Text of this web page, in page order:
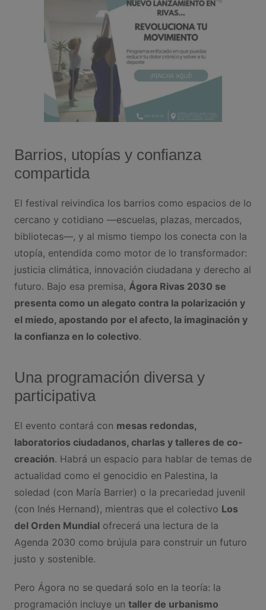
Barrios, utopías y confianza
compartida
El festival reivindica los barrios como espacios de lo
cercano y cotidiano —escuelas, plazas, mercados,
bibliotecas—, y al mismo tiempo los conecta con la
utopía, entendida como motor de lo transformador:
justicia climática, innovación ciudadana y derecho al
futuro. Bajo esa premisa, Ágora Rivas 2030 se
presenta como un alegato contra la polarización y
el miedo, apostando por el afecto, la imaginación y
la confianza en lo colectivo.
Una programación diversa y
participativa
El evento contará con mesas redondas,
laboratorios ciudadanos, charlas y talleres de co-
creación. Habrá un espacio para hablar de temas de
actualidad como el genocidio en Palestina, la
soledad (con María Barrier) o la precariedad juvenil
(con Inés Hernand), mientras que el colectivo Los
del Orden Mundialofrecerá una lectura de la
Agenda 2030 como brújula para construir un futuro
justo y sostenible.
Pero Ágora no se quedará solo en la teoría: la
programación incluye un taller de urbanismo